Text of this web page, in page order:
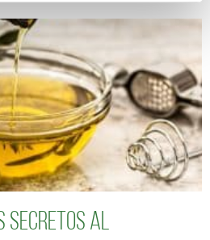
secretos al